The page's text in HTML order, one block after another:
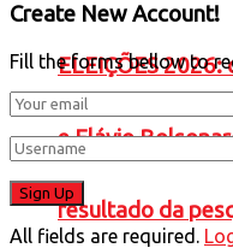
ELEIÇÕES
e Flávio
resultado da
Create New Account!
Fill the forms bellow to
All fields are required.